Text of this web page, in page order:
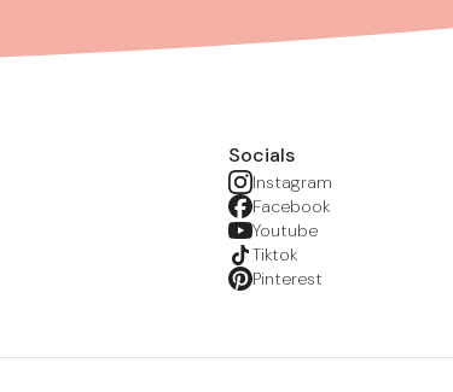
Socials
Instagram
Facebook
Youtube
Tiktok
Pinterest